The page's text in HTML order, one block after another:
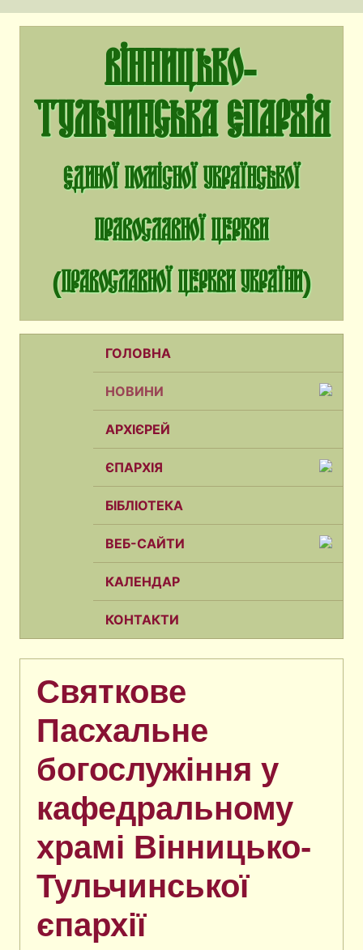
Вінницько-
Тульчинська єпархія
єдиної помісної Української
Православної Церкви
(Православної Церкви України)
ГОЛОВНА
НОВИНИ
АРХІЄРЕЙ
ЄПАРХІЯ
БІБЛІОТЕКА
ВЕБ-САЙТИ
КАЛЕНДАР
КОНТАКТИ
Святкове
Пасхальне
богослужіння у
кафедральному
храмі Вінницько-
Тульчинської
єпархії